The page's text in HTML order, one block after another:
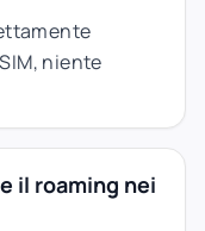
niente
il roaming nei